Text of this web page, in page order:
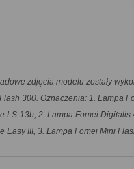
zdjęcia modelu zostały
300. Oznaczenia: 1. Lampa
LS-13b, 2. Lampa Fomei
Easy III, 3. Lampa Fomei Mini